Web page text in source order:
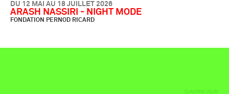
DU 12 MAI AU 18 JUILLET 2026
ARASH NASSIRI - NIGHT MODE
FONDATION PERNOD RICARD